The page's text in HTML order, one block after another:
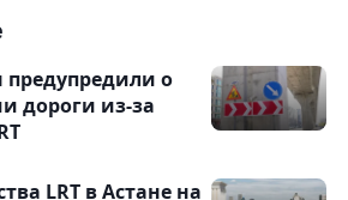
о
дороги из-за
LRT в Астане на